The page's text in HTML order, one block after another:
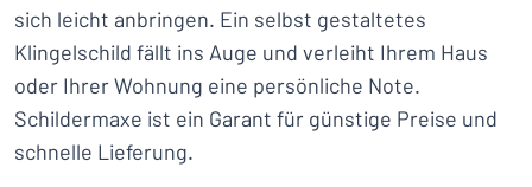
sich leicht anbringen. Ein selbst gestaltetes
Klingelschild fällt ins Auge und verleiht Ihrem Haus
oder Ihrer Wohnung eine persönliche Note.
Schildermaxe ist ein Garant für günstige Preise und
schnelle Lieferung.